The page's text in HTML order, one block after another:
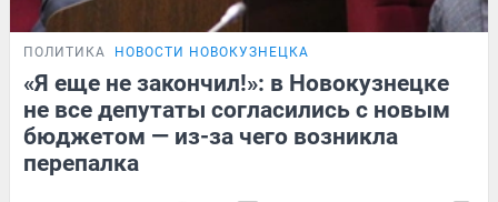
ПОЛИТИКА НОВОСТИ НОВОКУЗНЕЦКА
«Я еще не закончил!»: в Новокузнецке
не все депутаты согласились с новым
бюджетом — из-за чего возникла
перепалка